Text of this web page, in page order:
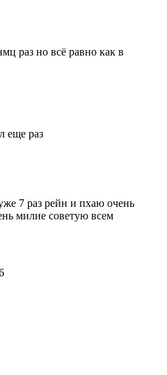
раз но всё равно как в
еще раз
7 раз рейн и пхаю очень
милие советую всем